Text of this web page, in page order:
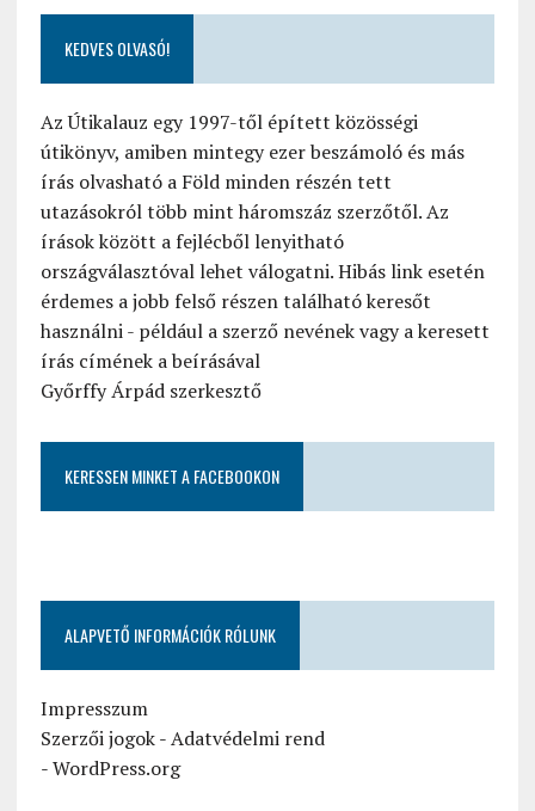
KEDVES OLVASÓ!
Az Útikalauz egy 1997-től épített közösségi
útikönyv, amiben mintegy ezer beszámoló és más
írás olvasható a Föld minden részén tett
utazásokról több mint háromszáz szerzőtől. Az
írások között a fejlécből lenyitható
országválasztóval lehet válogatni. Hibás link esetén
érdemes a jobb felső részen található keresőt
használni - például a szerző nevének vagy a keresett
írás címének a beírásával
Győrffy Árpád szerkesztő
KERESSEN MINKET A FACEBOOKON
ALAPVETŐ INFORMÁCIÓK RÓLUNK
Impresszum
Szerzői jogok-Adatvédelmi rend
-WordPress.org